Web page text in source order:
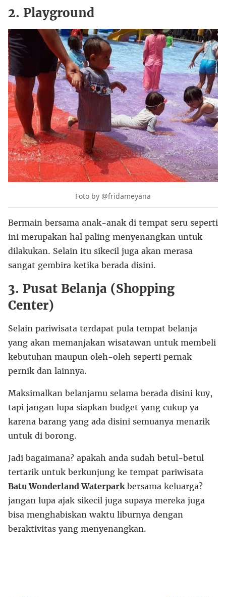
2. Playground
Foto by @fridameyana
Bermain bersama anak-anak di tempat seru seperti
ini merupakan hal paling menyenangkan untuk
dilakukan. Selain itu sikecil juga akan merasa
sangat gembira ketika berada disini.
3. Pusat Belanja (Shopping
Center)
Selain pariwisata terdapat pula tempat belanja
yang akan memanjakan wisatawan untuk membeli
kebutuhan maupun oleh-oleh seperti pernak
pernik dan lainnya.
Maksimalkan belanjamu selama berada disini kuy,
tapi jangan lupa siapkan budget yang cukup ya
karena barang yang ada disini semuanya menarik
untuk di borong.
Jadi bagaimana? apakah anda sudah betul-betul
tertarik untuk berkunjung ke tempat pariwisata
Batu Wonderland Waterpark bersama keluarga?
jangan lupa ajak sikecil juga supaya mereka juga
bisa menghabiskan waktu liburnya dengan
beraktivitas yang menyenangkan.